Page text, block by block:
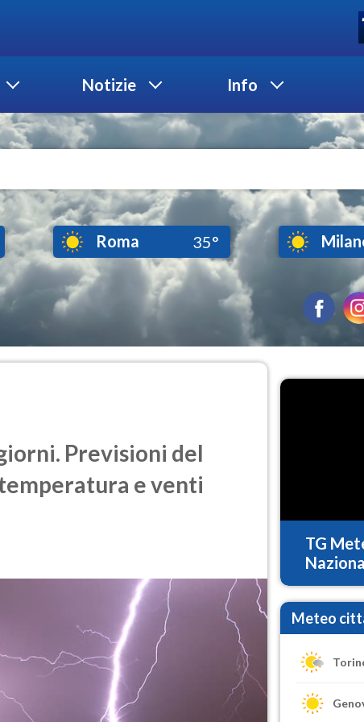
Notizie Info
Roma 35°
Previsioni del
e venti
TG
Meteo